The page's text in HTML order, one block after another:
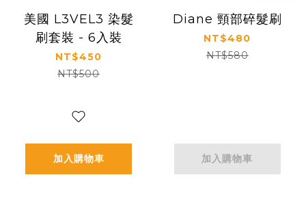
美國 L3VEL3 染髮
刷套裝 - 6入裝
NT$450
NT$500
加入購物車
Diane 頸部碎髮刷
NT$480
NT$580
加入購物車